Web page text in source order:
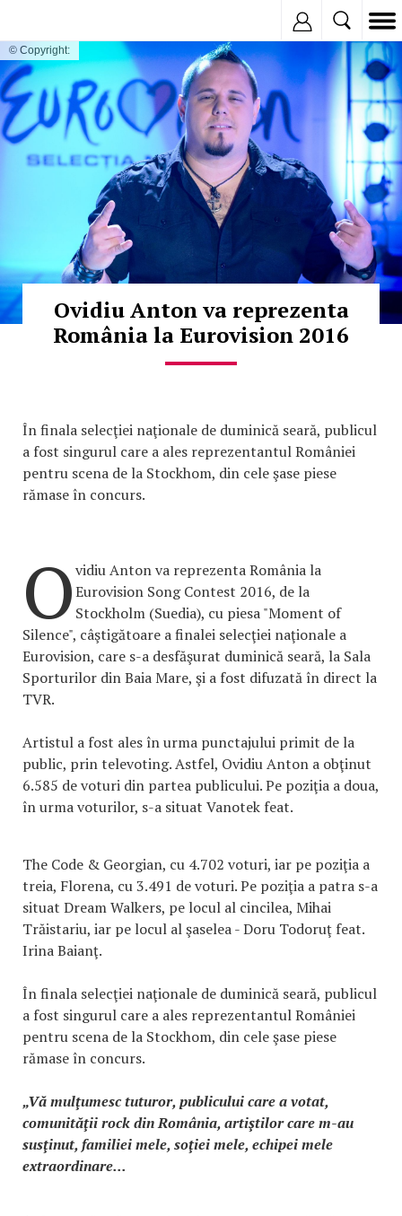
© Copyright:
Ovidiu Anton va reprezenta
România la Eurovision 2016
În finala selecţiei naţionale de duminică seară, publicul
a fost singurul care a ales reprezentantul României
pentru scena de la Stockhom, din cele şase piese
rămase în concurs.
Ovidiu Anton va reprezenta România la
Eurovision Song Contest 2016, de la
Stockholm (Suedia), cu piesa "Moment of
Silence", câştigătoare a finalei selecţiei naţionale a
Eurovision, care s-a desfăşurat duminică seară, la Sala
Sporturilor din Baia Mare, şi a fost difuzată în direct la
TVR.
Artistul a fost ales în urma punctajului primit de la
public, prin televoting. Astfel, Ovidiu Anton a obţinut
6.585 de voturi din partea publicului. Pe poziţia a doua,
în urma voturilor, s-a situat Vanotek feat.
The Code & Georgian, cu 4.702 voturi, iar pe poziţia a
treia, Florena, cu 3.491 de voturi. Pe poziţia a patra s-a
situat Dream Walkers, pe locul al cincilea, Mihai
Trăistariu, iar pe locul al şaselea - Doru Todoruţ feat.
Irina Baianţ.
În finala selecţiei naţionale de duminică seară, publicul
a fost singurul care a ales reprezentantul României
pentru scena de la Stockhom, din cele şase piese
rămase în concurs.
„Vă mulţumesc tuturor, publicului care a votat,
comunităţii rock din România, artiştilor care m-au
susţinut, familiei mele, soţiei mele, echipei mele
extraordinare...